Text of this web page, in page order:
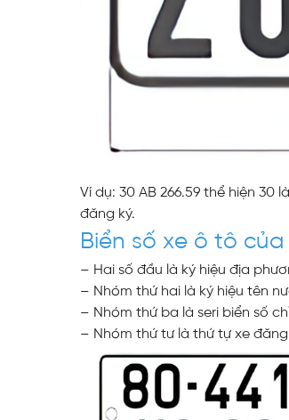
Ví dụ: 30 AB 266.59 thể hiện 30
đăng ký.
Biển số xe ô tô
– Hai số đầu là ký hiệu địa
– Nhóm thứ hai là ký hiệu tên
– Nhóm thứ ba là seri biển số
– Nhóm thứ tư là thứ tự xe